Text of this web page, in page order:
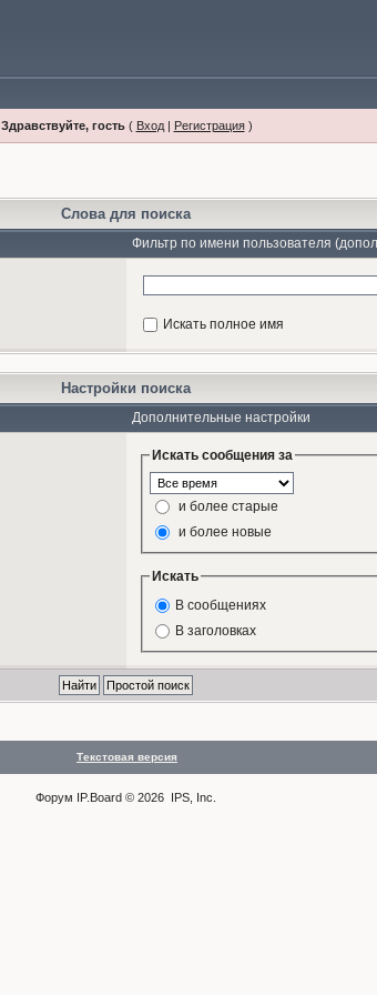
Здравствуйте, гость( Вход| Регистрация)
Слова для поиска
Фильтр по имени пользователя
Искать полное имя
Настройки поиска
Дополнительные настройки
Искать сообщения за
и более старые
и более новые
Искать
В сообщениях
В заголовках
Текстовая версия
Форум IP.Board © 2026 IPS, Inc